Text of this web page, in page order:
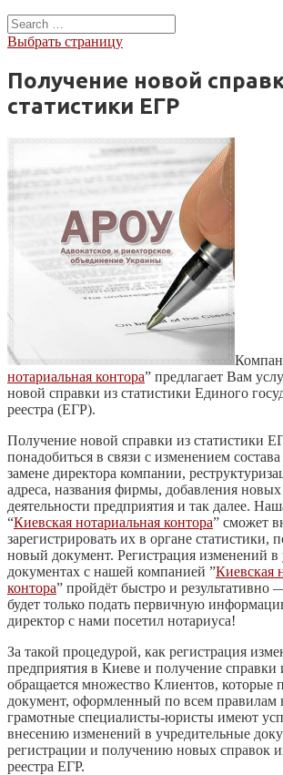
Выбрать страницу
Получение новой
статистики ЕГР
нотариальная контора” предлагает Вам
новой справки из статистики Единого
реестра (ЕГР).
Получение новой справки из статистики
понадобиться в связи с изменением
замене директора компании,
адреса, названия фирмы, добавления
деятельности предприятия и так далее.
“Киевская нотариальная контора” сможет
зарегистрировать их в органе статистики,
новый документ. Регистрация изменений в
документах с нашей компанией ”Киевская
контора” пройдёт быстро и
будет только подать первичную
директор с нами посетил нотариуса!
За такой процедурой, как регистрация
предприятия в Киеве и получение
обращается множество Клиентов, которые
документ, оформленный по всем правилам
грамотные специалисты-юристы имеют
внесению изменений в учредительные
регистрации и получению новых справок
реестра ЕГР.